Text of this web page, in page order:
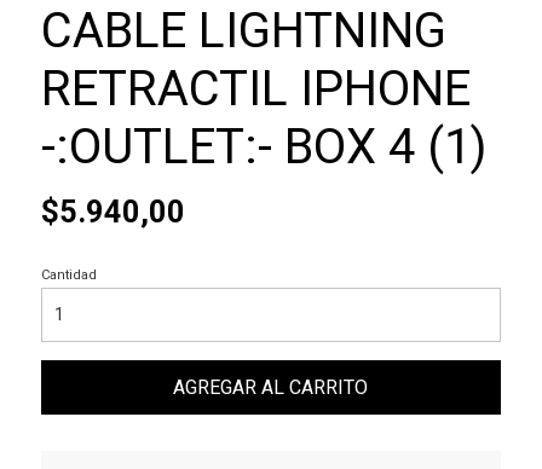
CABLE LIGHTNING
RETRACTIL IPHONE
-:OUTLET:- BOX 4 (1)
$5.940,00
Cantidad
AGREGAR AL CARRITO